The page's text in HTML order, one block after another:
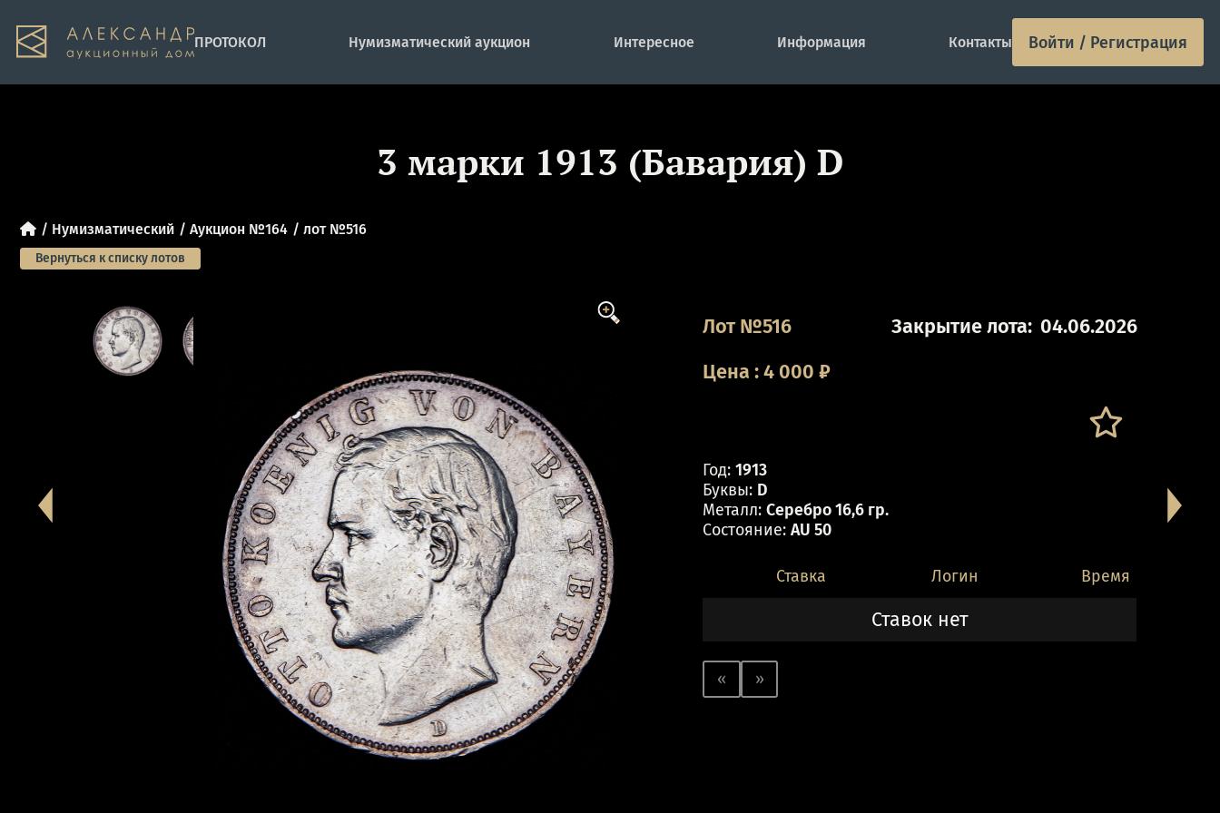
ПРОТОКОЛ Нумизматический аукцион Интересное Информация Контакты Войти / Регистрация
3 марки 1913 (Бавария) D
Нумизматический Аукцион №164 лот №516
Вернуться к списку лотов
Лот №516 Закрытие лота: 04.06.2026
Цена:4 000 ₽
Год: 1913
Буквы: D
Металл: Серебро 16,6 гр.
Состояние: AU 50
Ставка Логин Время
Ставок нет
« »